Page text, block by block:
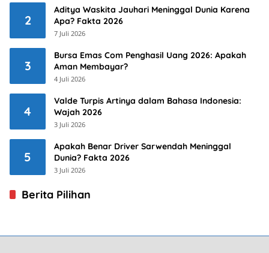
2
Aditya Waskita Jauhari Meninggal Dunia Karena
Apa? Fakta 2026
7 Juli 2026
3
Bursa Emas Com Penghasil Uang 2026: Apakah
Aman Membayar?
4 Juli 2026
4
Valde Turpis Artinya dalam Bahasa Indonesia:
Wajah 2026
3 Juli 2026
5
Apakah Benar Driver Sarwendah Meninggal
Dunia? Fakta 2026
3 Juli 2026
Berita Pilihan